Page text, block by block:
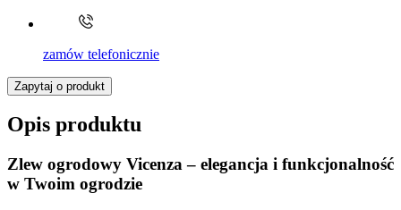
zamów telefonicznie
Zapytaj o produkt
Opis produktu
Zlew ogrodowy Vicenza – elegancja i funkcjonalność
w Twoim ogrodzie